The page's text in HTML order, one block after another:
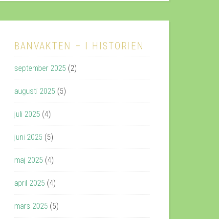
BANVAKTEN – I HISTORIEN
september 2025 (2)
augusti 2025 (5)
juli 2025 (4)
juni 2025 (5)
maj 2025 (4)
april 2025 (4)
mars 2025 (5)